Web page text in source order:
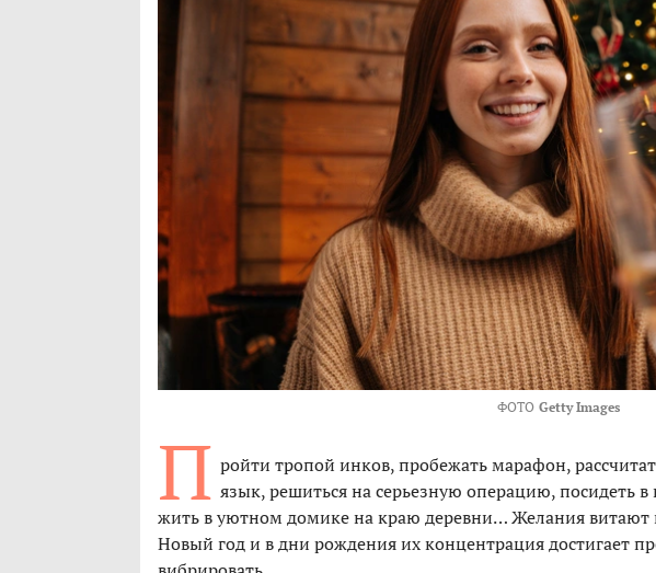
ФОТО Getty Images
П ройти тропой инков, пробежать марафон,
язык, решиться на серьезную операцию, посидеть
жить в уютном домике на краю деревни… Желания витают
Новый год и в дни рождения их концентрация достигает